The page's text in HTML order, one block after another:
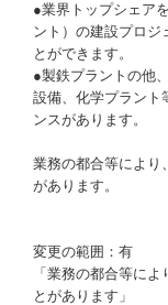
●業界トップシェア
ント）の建設プロジ
とができます。
●製鉄プラントの他
設備、化学プラント
ンスがあります。
業務の都合等により
があります。
変更の範囲：有
「業務の都合等に
とがあります」